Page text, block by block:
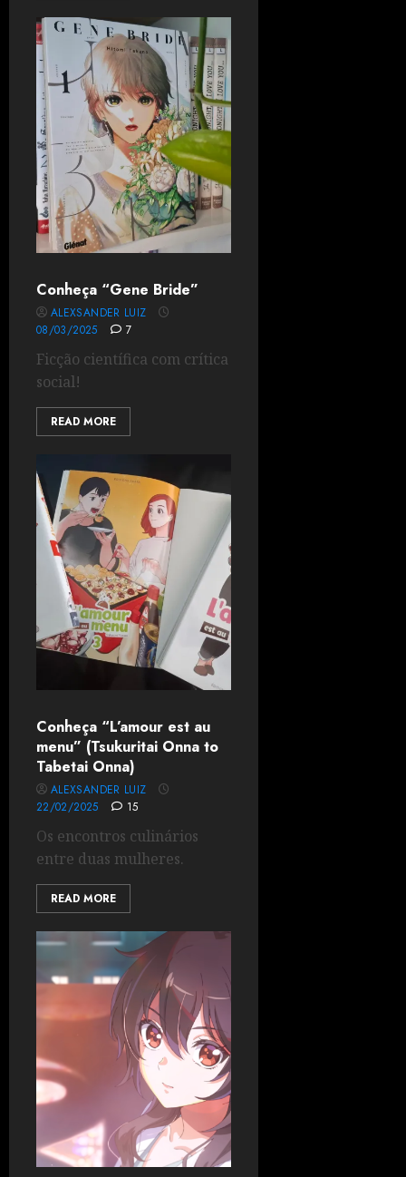
Conheça “Gene Bride”
ALEXSANDER LUIZ
08/03/2025
7
Ficção científica com crítica
social!
READ MORE
Conheça “L’amour est au
menu” (Tsukuritai Onna to
Tabetai Onna)
ALEXSANDER LUIZ
22/02/2025
15
Os encontros culinários
entre duas mulheres.
READ MORE